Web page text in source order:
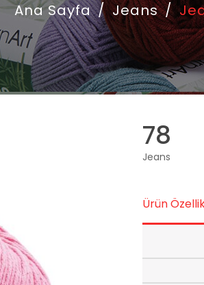
Ana Sayfa / Jeans /
78
Jeans
Ürün